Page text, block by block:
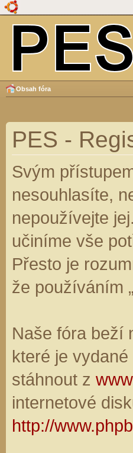
Obsah fóra
PES -
Svým
nesouhlasíte,
nepoužívejte
učiníme vše
Přesto je
že používáním
Naše fóra beží
které je vydané
stáhnout z
internetové
http://